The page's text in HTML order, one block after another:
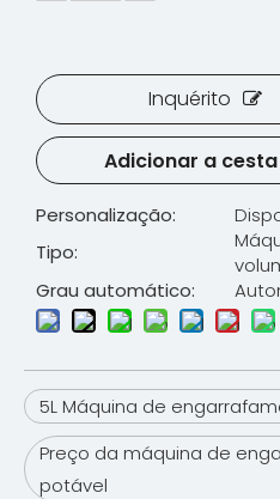
Inquérito
Adicionar a cesta
Personalização:
Tipo:
Grau automático:
5L Máquina de
Preço da máquina de
potável